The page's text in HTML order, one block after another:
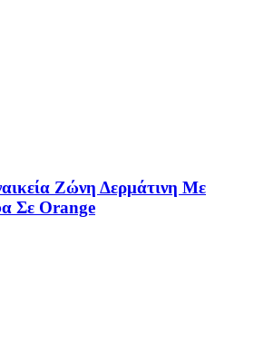
Ζώνη Δερμάτινη Με
Σε Orange